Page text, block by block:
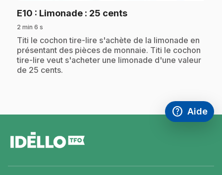
E10 : Limonade : 25 cents.
2 min 6 s
.Titi le cochon tire-lire s'achète de la limonade en
présentant des pièces de monnaie. Titi le cochon
tire-lire veut s'acheter une limonade d'une valeur
de 25 cents.
help
Accéder à
Aide
,Ce lien
de
page